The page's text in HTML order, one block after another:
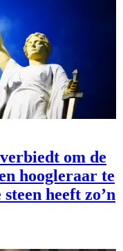
om de
hoogleraar te
heeft zo’n